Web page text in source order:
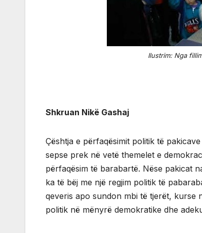
Ilustrim: Nga
Shkruan Nikë Gashaj
Çështja e përfaqësimit politik të
sepse prek në vetë themelet e
përfaqësim të barabartë. Nëse pakicat
ka të bëj me një regjim politik të
qeveris apo sundon mbi të tjerët, kurse
politik në mënyrë demokratike dhe